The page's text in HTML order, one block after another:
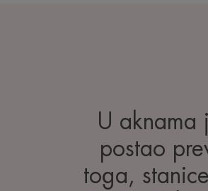
U aknama
postao
toga,